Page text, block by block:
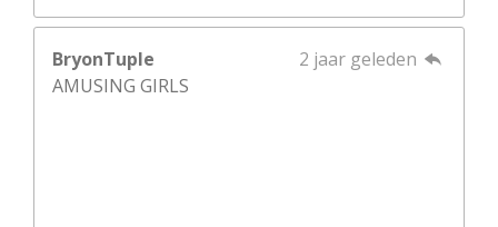
BryonTuple
2 jaar geleden
AMUSING GIRLS